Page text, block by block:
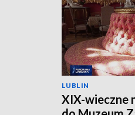
LUBLIN
XIX-wieczne